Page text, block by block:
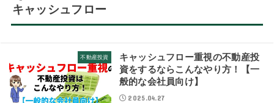
キャッシュフロー
不動産投資
キャッシュフロー重視の不動産投
資をするならこんなやり方！【一
般的な会社員向け】
2025.04.27